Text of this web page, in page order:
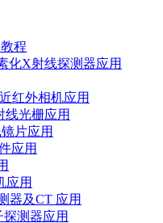
程
化X射线探测器应用
红外相机应用
线光栅应用
片应用
应用
应用
器及CT 应用
探测器应用